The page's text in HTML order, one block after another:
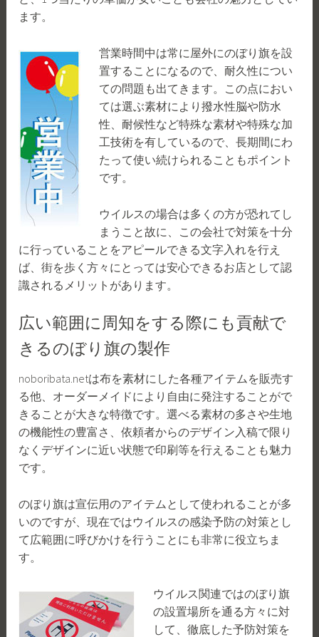
ます。
営業時間中は常に屋外にのぼり旗を設
置することになるので、耐久性につい
ての問題も出てきます。この点におい
ては選ぶ素材により撥水性脳や防水
性、耐候性など特殊な素材や特殊な加
工技術を有しているので、長期間にわ
たって使い続けられることもポイント
です。
ウイルスの場合は多くの方が恐れてし
まうこと故に、この会社で対策を十分
に行っていることをアピールできる文字入れを行え
ば、街を歩く方々にとっては安心できるお店として認
識されるメリットがあります。
広い範囲に周知をする際にも貢献で
きるのぼり旗の製作
noboribata.netは布を素材にした各種アイテムを販売す
る他、オーダーメイドにより自由に発注することがで
きることが大きな特徴です。選べる素材の多さや生地
の機能性の豊富さ、依頼者からのデザイン入稿で限り
なくデザインに近い状態で印刷等を行えることも魅力
です。
のぼり旗は宣伝用のアイテムとして使われることが多
いのですが、現在ではウイルスの感染予防の対策とし
て広範囲に呼びかけを行うことにも非常に役立ちま
す。
ウイルス関連ではのぼり旗
の設置場所を通る方々に対
して、徹底した予防対策を